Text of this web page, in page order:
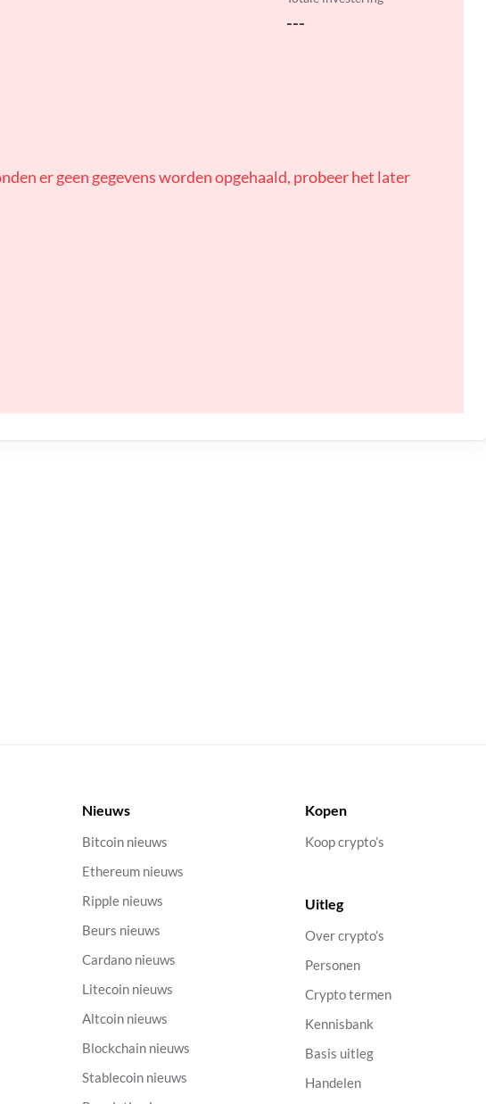
---
er geen gegevens worden opgehaald, probeer het later
Nieuws
Bitcoin nieuws
Ethereum nieuws
Ripple nieuws
Beurs nieuws
Cardano nieuws
Litecoin nieuws
Altcoin nieuws
Blockchain nieuws
Stablecoin nieuws
Kopen
Koop crypto’s
Uitleg
Over crypto’s
Personen
Crypto termen
Kennisbank
Basis uitleg
Handelen